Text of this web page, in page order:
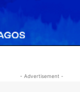
- Advertisement -